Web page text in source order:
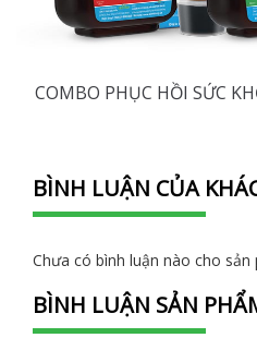
COMBO PHỤC HỒI SỨC
BÌNH LUẬN CỦA
Chưa có bình luận nào cho sản
BÌNH LUẬN SẢN